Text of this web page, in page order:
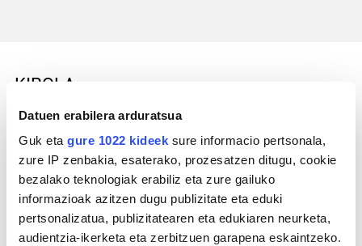
Datuen erabilera arduratsua
Guk eta gure 1022 kideek sure informacio pertsonala,
zure IP zenbakia, esaterako, prozesatzen ditugu, cookie
bezalako teknologiak erabiliz eta zure gailuko
informazioak azitzen dugu publizitate eta eduki
pertsonalizatua, publizitatearen eta edukiaren neurketa,
audientzia-ikerketa eta zerbitzuen garapena eskaintzeko.
KIROLA